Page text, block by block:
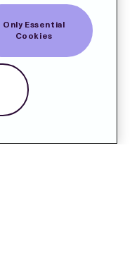
Only Essential
Cookies